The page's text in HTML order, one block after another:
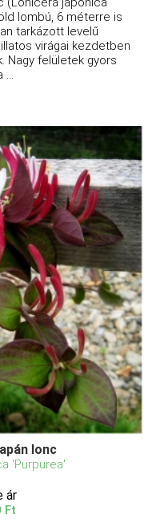
lombú, 6 méterre is
tarkázott levelű
virágai kezdetben
Nagy felületek gyors
...
lonc
'Purpurea'
ár
Ft